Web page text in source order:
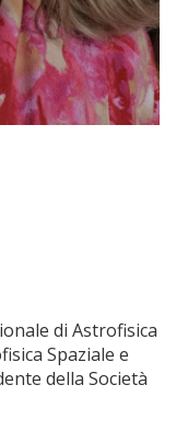
di Astrofisica
Spaziale e
della Società